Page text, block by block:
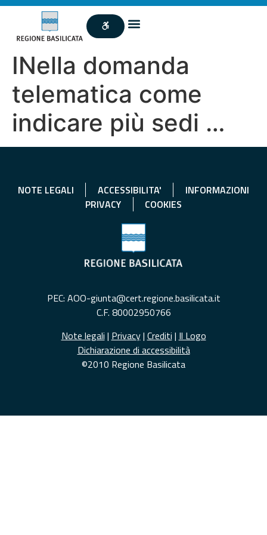
INella domanda
telematica come
indicare più sedi …
NOTE LEGALI ACCESSIBILITA'
INFORMAZIONI
PRIVACY
COOKIES
PEC: AOO-giunta@cert.regione.basilicata.it
C.F. 80002950766
Note legali | Privacy| Crediti | Il Logo
Dichiarazione di accessibilità
©2010 Regione Basilicata